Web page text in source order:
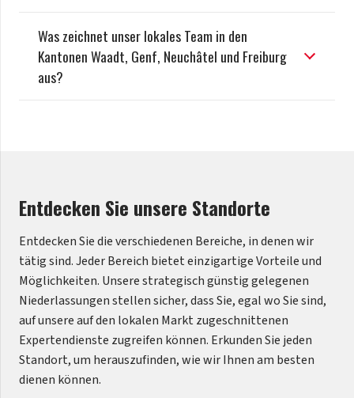
Was zeichnet unser lokales Team in den
Kantonen Waadt, Genf, Neuchâtel und Freiburg
aus?
Entdecken Sie unsere Standorte
Entdecken Sie die verschiedenen Bereiche, in denen wir
tätig sind. Jeder Bereich bietet einzigartige Vorteile und
Möglichkeiten. Unsere strategisch günstig gelegenen
Niederlassungen stellen sicher, dass Sie, egal wo Sie sind,
auf unsere auf den lokalen Markt zugeschnittenen
Expertendienste zugreifen können. Erkunden Sie jeden
Standort, um herauszufinden, wie wir Ihnen am besten
dienen können.